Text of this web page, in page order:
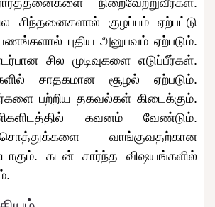
சிந்தனைகளால் குழப்பம் ஏற்பட்டு
புதிய அனுபவம் ஏற்படும்.
சில முடிவுகளை எடுப்பீர்கள்.
சாதகமான சூழல் ஏற்படும்.
பற்றிய தகவல்கள் கிடைக்கும்.
கவனம் வேண்டும்.
வாங்குவதற்கான
கடன் சார்ந்த விஷயங்களில்